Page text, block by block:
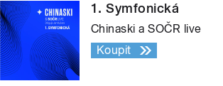
1. Symfonická
Chinaski a SOČR live
Koupit